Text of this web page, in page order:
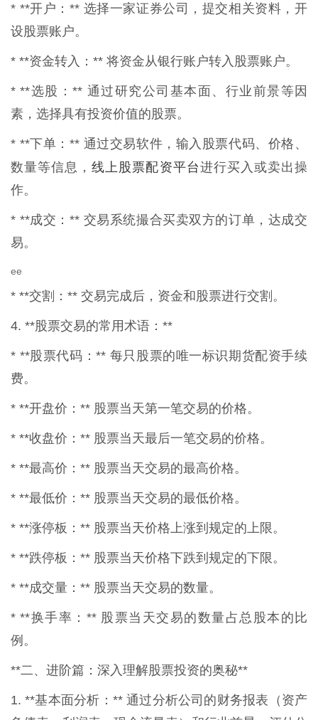
* **开户：** 选择一家证券公司，提交相关资料，开
设股票账户。
* **资金转入：** 将资金从银行账户转入股票账户。
* **选股：** 通过研究公司基本面、行业前景等因
素，选择具有投资价值的股票。
* **下单：** 通过交易软件，输入股票代码、价格、
数量等信息，线上股票配资平台进行买入或卖出操
作。
* **成交：** 交易系统撮合买卖双方的订单，达成交
易。
ee
* **交割：** 交易完成后，资金和股票进行交割。
4. **股票交易的常用术语：**
* **股票代码：** 每只股票的唯一标识期货配资手续
费。
* **开盘价：** 股票当天第一笔交易的价格。
* **收盘价：** 股票当天最后一笔交易的价格。
* **最高价：** 股票当天交易的最高价格。
* **最低价：** 股票当天交易的最低价格。
* **涨停板：** 股票当天价格上涨到规定的上限。
* **跌停板：** 股票当天价格下跌到规定的下限。
* **成交量：** 股票当天交易的数量。
* **换手率：** 股票当天交易的数量占总股本的比
例。
**二、进阶篇：深入理解股票投资的奥秘**
1. **基本面分析：** 通过分析公司的财务报表（资产